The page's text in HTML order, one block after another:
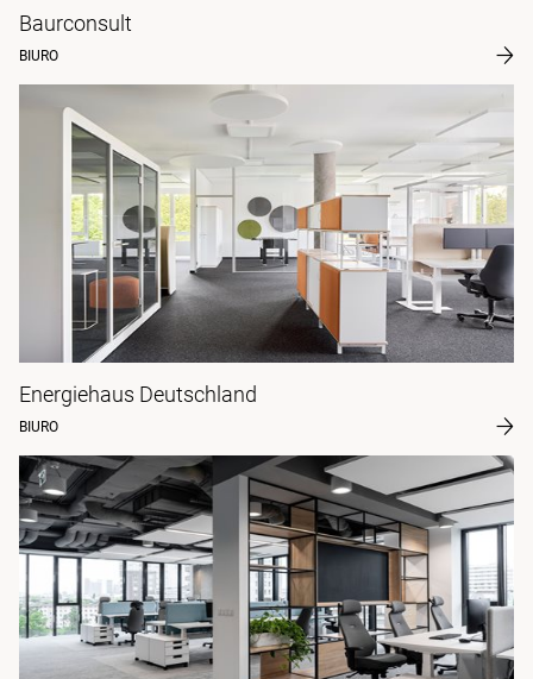
Baurconsult
BIURO
Energiehaus Deutschland
BIURO